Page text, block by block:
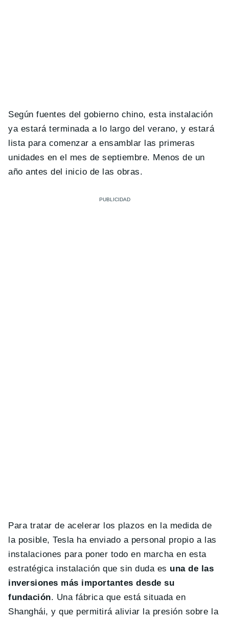
Según fuentes del gobierno chino, esta instalación
ya estará terminada a lo largo del verano, y estará
lista para comenzar a ensamblar las primeras
unidades en el mes de septiembre. Menos de un
año antes del inicio de las obras.
Para tratar de acelerar los plazos en la medida de
la posible, Tesla ha enviado a personal propio a las
instalaciones para poner todo en marcha en esta
estratégica instalación que sin duda es una de las
inversiones más importantes desde su
fundación. Una fábrica que está situada en
Shanghái, y que permitirá aliviar la presión sobre la